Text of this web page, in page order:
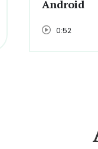
Android
0:52